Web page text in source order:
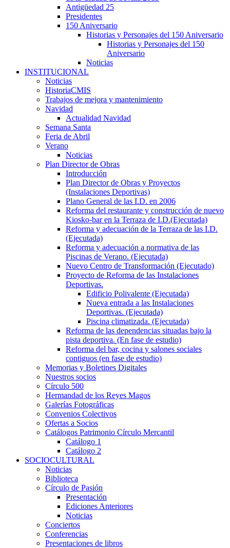
Antigüedad 25
Presidentes
150 Aniversario
Historias y Personajes del 150 Aniversario
Historias y Personajes del 150
Aniversario
Noticias
INSTITUCIONAL
Noticias
HistoriaCMIS
Trabajos de mejora y mantenimiento
Navidad
Actualidad Navidad
Semana Santa
Feria de Abril
Verano
Noticias
Plan Director de Obras
Introducción
Plan Director de Obras y Proyectos
(Instalaciones Deportivas)
Plano General de las I.D. en 2006
Reforma del restaurante y construcción de nuevo
Kiosko-bar en la Terraza de I.D.(Ejecutada)
Reforma y adecuación de la Terraza de las I.D.
(Ejecutada)
Reforma y adecuación a normativa de las
Piscinas de Verano. (Ejecutada)
Nuevo Centro de Transformación (Ejecutado)
Proyecto de Reforma de las Instalaciones
Deportivas.
Edificio Polivalente (Ejecutada)
Nueva entrada a las Instalaciones
Deportivas. (Ejecutada)
Piscina climatizada. (Ejecutada)
Reforma de las dependencias situadas bajo la
pista deportiva. (En fase de estudio)
Reforma del bar, cocina y salones sociales
contiguos (en fase de estudio)
Memorias y Boletines Digitales
Nuestros socios
Círculo 500
Hermandad de los Reyes Magos
Galerías Fotográficas
Convenios Colectivos
Ofertas a Socios
Catálogos Patrimonio Círculo Mercantil
Catálogo 1
Catálogo 2
SOCIOCULTURAL
Noticias
Biblioteca
Círculo de Pasión
Presentación
Ediciones Anteriores
Noticias
Conciertos
Conferencias
Presentaciones de libros